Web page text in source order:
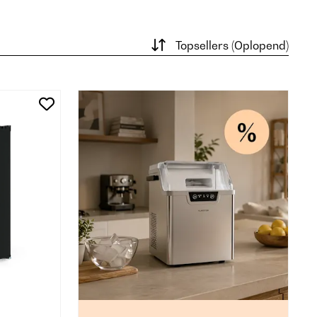
Topsellers (Oplopend)